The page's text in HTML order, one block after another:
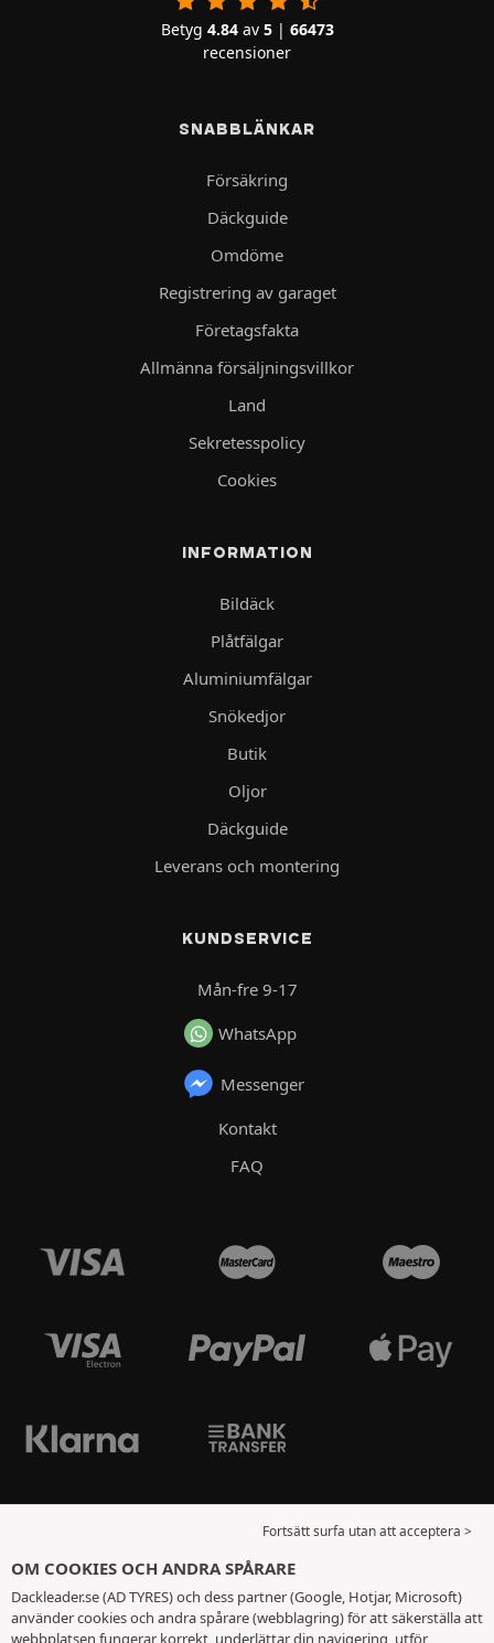
Betyg 4.84av 5| 66473
recensioner
SNABBLÄNKAR
Försäkring
Däckguide
Omdöme
Registrering av garaget
Företagsfakta
Allmänna försäljningsvillkor
Land
Sekretesspolicy
Cookies
INFORMATION
Bildäck
Plåtfälgar
Aluminiumfälgar
Snökedjor
Butik
Oljor
Däckguide
Leverans och montering
KUNDSERVICE
Mån-fre 9-17
WhatsApp
Messenger
Kontakt
FAQ
Fortsätt surfa utan att acceptera >
OM COOKIES OCH ANDRA SPÅRARE
Dackleader.se (AD TYRES) och dess partner (Google, Hotjar, Microsoft)
använder cookies och andra spårare (webblagring) för att säkerställa att
webbplatsen fungerar korrekt, underlättar din navigering, utför